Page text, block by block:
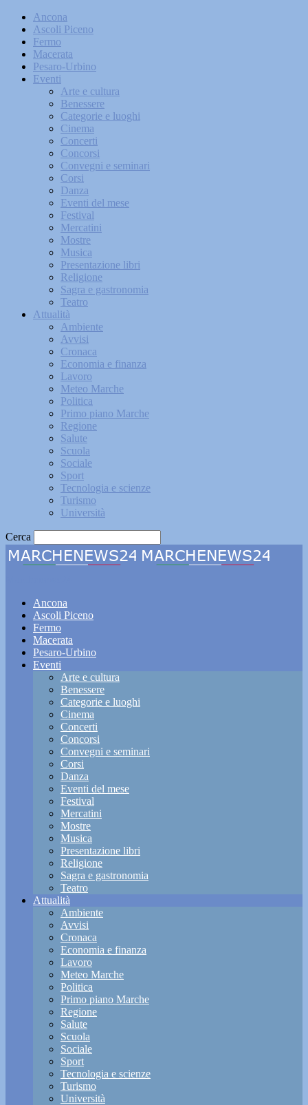
Ancona
Ascoli Piceno
Fermo
Macerata
Pesaro-Urbino
Eventi
Arte e cultura
Benessere
Categorie e luoghi
Cinema
Concerti
Concorsi
Convegni e seminari
Corsi
Danza
Eventi del mese
Festival
Mercatini
Mostre
Musica
Presentazione libri
Religione
Sagra e gastronomia
Teatro
Attualità
Ambiente
Avvisi
Cronaca
Economia e finanza
Lavoro
Meteo Marche
Politica
Primo piano Marche
Regione
Salute
Scuola
Sociale
Sport
Tecnologia e scienze
Turismo
Università
Cerca
Ancona
Ascoli Piceno
Fermo
Macerata
Pesaro-Urbino
Eventi
Arte e cultura
Benessere
Categorie e luoghi
Cinema
Concerti
Concorsi
Convegni e seminari
Corsi
Danza
Eventi del mese
Festival
Mercatini
Mostre
Musica
Presentazione libri
Religione
Sagra e gastronomia
Teatro
Attualità
Ambiente
Avvisi
Cronaca
Economia e finanza
Lavoro
Meteo Marche
Politica
Primo piano Marche
Regione
Salute
Scuola
Sociale
Sport
Tecnologia e scienze
Turismo
Università